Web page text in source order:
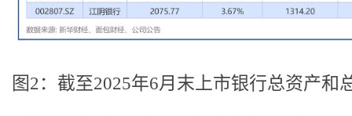
图2：截至2025年6月末上市银行总资产和